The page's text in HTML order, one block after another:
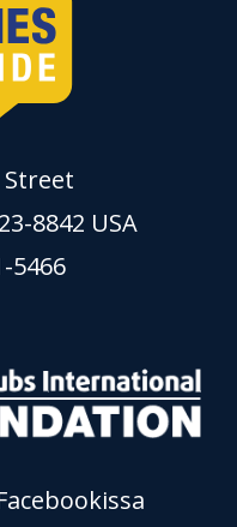
Street
8842 USA
5466